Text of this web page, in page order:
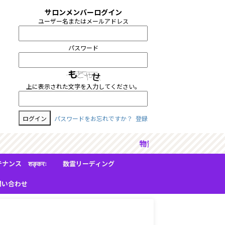
サロンメンバーログイン
ユーザー名またはメールアドレス
パスワード
上に表示された文字を入力してください。
パスワードをお忘れですか？ 登録
》を大切にできる人のた
ナンス शङ्करः（シャンカラ）
数霊リーディング
合わせ